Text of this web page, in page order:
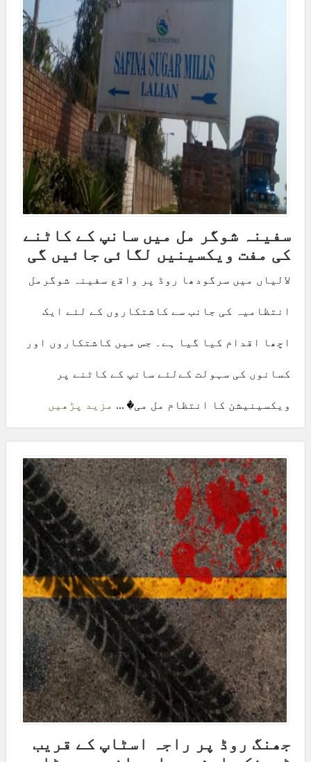
سفینہ شوگر مل میں سانپ کے کاٹنے
کی مفت ویکسینیں لگائی جائیں گی
لالیاں میں سرگودھا روڈ پر واقع سفینہ شوگرمل
انتظامیہ کی جانب سے کاشتکاروں کے لئے ایک
اچھا اقدام کیا گیا ہے۔ جس میں کاشتکاروں اور
کسانوں کی سہولت کےلئے سانپ کے کاٹنے پر
ویکسینیشن کا انتظام مل می� ... مزید پڑھیں
جھنگ روڈ پر راجہ اسٹاپ کے قریب